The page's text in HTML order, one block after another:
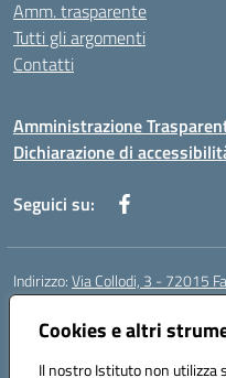
Cookies e altri
Il nostro Istituto non
Amm. trasparente
Tutti gli argomenti
Contatti
Amministrazione
Dichiarazione di
Seguici su:
Indirizzo:Via Collodi, 3 - 72015
Centralino:
Posta elettronica certificata
Codice fiscale: 90059320748